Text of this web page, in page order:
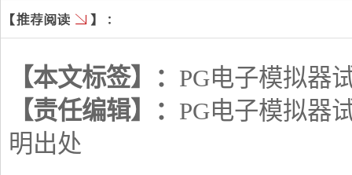
【本文标签】： PG电子模拟器
【责任编辑】： PG电子模拟器
明出处